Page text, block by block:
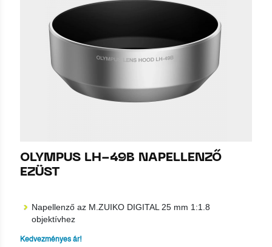
OLYMPUS LH-49B NAPELLENZŐ
EZÜST
Napellenző az M.ZUIKO DIGITAL 25 mm 1:1.8
objektívhez
Kedvezményes ár!